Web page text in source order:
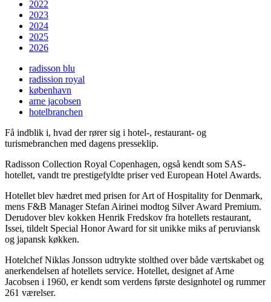
2022
2023
2024
2025
2026
radisson blu
radission royal
københavn
arne jacobsen
hotelbranchen
Få indblik i, hvad der rører sig i hotel-, restaurant- og
turismebranchen med dagens presseklip.
Radisson Collection Royal Copenhagen, også kendt som SAS-
hotellet, vandt tre prestigefyldte priser ved European Hotel Awards.
Hotellet blev hædret med prisen for Art of Hospitality for Denmark,
mens F&B Manager Stefan Airinei modtog Silver Award Premium.
Derudover blev kokken Henrik Fredskov fra hotellets restaurant,
Issei, tildelt Special Honor Award for sit unikke miks af peruviansk
og japansk køkken.
Hotelchef Niklas Jonsson udtrykte stolthed over både værtskabet og
anerkendelsen af hotellets service. Hotellet, designet af Arne
Jacobsen i 1960, er kendt som verdens første designhotel og rummer
261 værelser.